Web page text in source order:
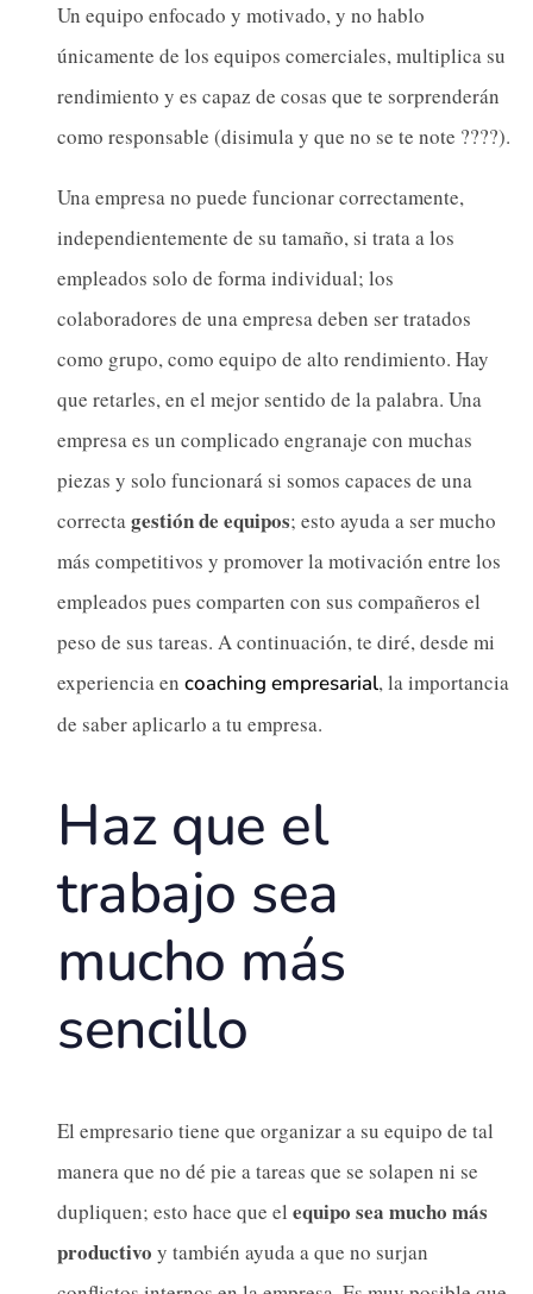
Un equipo enfocado y motivado, y no hablo
únicamente de los equipos comerciales, multiplica su
rendimiento y es capaz de cosas que te sorprenderán
como responsable (disimula y que no se te note ????).
Una empresa no puede funcionar correctamente,
independientemente de su tamaño, si trata a los
empleados solo de forma individual; los
colaboradores de una empresa deben ser tratados
como grupo, como equipo de alto rendimiento. Hay
que retarles, en el mejor sentido de la palabra. Una
empresa es un complicado engranaje con muchas
piezas y solo funcionará si somos capaces de una
correctagestión de equipos; esto ayuda a ser mucho
más competitivos y promover la motivación entre los
empleados pues comparten con sus compañeros el
peso de sus tareas. A continuación, te diré, desde mi
experiencia en coaching empresarial, la importancia
de saber aplicarlo a tu empresa.
Haz que el
trabajo sea
mucho más
sencillo
El empresario tiene que organizar a su equipo de tal
manera que no dé pie a tareas que se solapen ni se
dupliquen; esto hace que el equipo sea mucho más
productivo y también ayuda a que no surjan